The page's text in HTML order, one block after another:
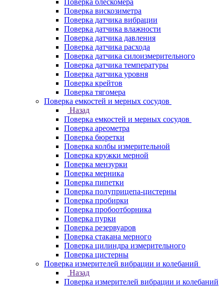
Поверка блескомера
Поверка вискозиметра
Поверка датчика вибрации
Поверка датчика влажности
Поверка датчика давления
Поверка датчика расхода
Поверка датчика силоизмерительного
Поверка датчика температуры
Поверка датчика уровня
Поверка крейтов
Поверка тягомера
Поверка емкостей и мерных сосудов
Назад
Поверка емкостей и мерных сосудов
Поверка ареометра
Поверка бюретки
Поверка колбы измерительной
Поверка кружки мерной
Поверка мензурки
Поверка мерника
Поверка пипетки
Поверка полуприцепа-цистерны
Поверка пробирки
Поверка пробоотборника
Поверка пурки
Поверка резервуаров
Поверка стакана мерного
Поверка цилиндра измерительного
Поверка цистерны
Поверка измерителей вибрации и колебаний
Назад
Поверка измерителей вибрации и колебаний